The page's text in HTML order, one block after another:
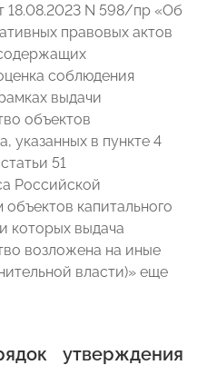
18.08.2023 N 598/пр «Об
правовых актов
соблюдения
выдачи
объектов
указанных в пункте 4
51
Российской
капитального
которых выдача
возложена на иные
власти)» еще
утверждения